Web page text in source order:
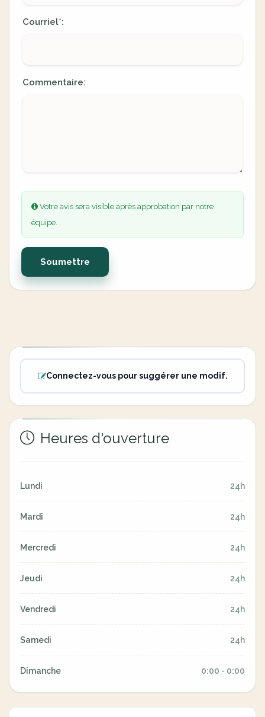
Courriel*:
Commentaire:
Votre avis sera visible après approbation par notre
équipe.
Soumettre
Connectez-vous pour suggérer une modif.
Heures d'ouverture
Lundi 24h
Mardi 24h
Mercredi 24h
Jeudi 24h
Vendredi 24h
Samedi 24h
Dimanche 0:00 - 0:00